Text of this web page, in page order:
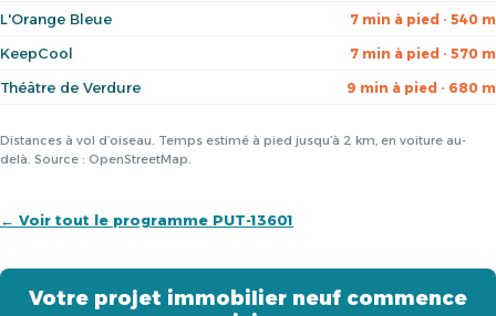
L'Orange Bleue 7 min à pied · 540 m
KeepCool 7 min à pied · 570 m
Théâtre de Verdure 9 min à pied · 680 m
Distances à vol d’oiseau. Temps estimé à pied jusqu’à 2 km, en voiture au-
delà. Source : OpenStreetMap.
← Voir tout le programme PUT-13601
Votre projet immobilier neuf commence